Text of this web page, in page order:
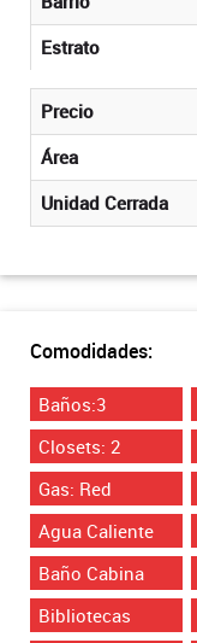
Estrato
Precio
Área
Unidad Cerrada
Comodidades:
Baños:3
Closets: 2
Gas: Red
Agua Caliente
Baño Cabina
Bibliotecas